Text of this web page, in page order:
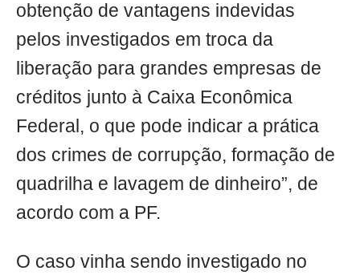
obtenção de vantagens indevidas
pelos investigados em troca da
liberação para grandes empresas de
créditos junto à Caixa Econômica
Federal, o que pode indicar a prática
dos crimes de corrupção, formação de
quadrilha e lavagem de dinheiro”, de
acordo com a PF.
O caso vinha sendo investigado no